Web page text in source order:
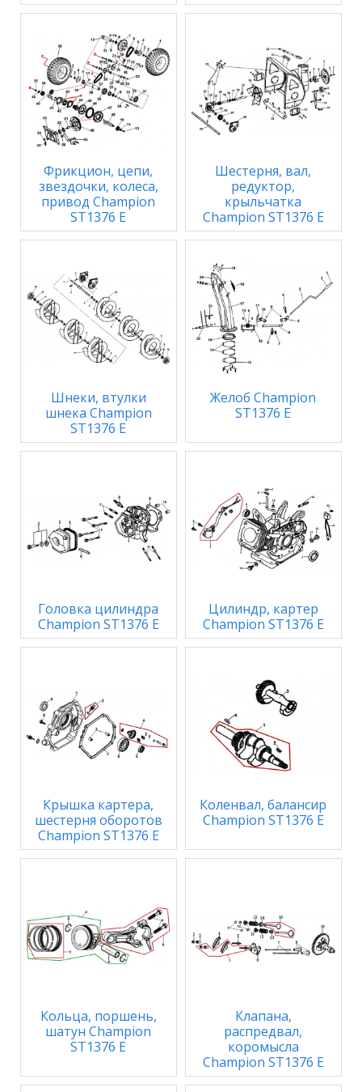
Фрикцион, цепи,
звездочки, колеса,
привод Champion
ST1376 E
Шестерня, вал,
редуктор,
крыльчатка
Champion ST1376 E
Шнеки, втулки
шнека Champion
ST1376 E
Желоб Champion
ST1376 E
Головка цилиндра
Champion ST1376 E
Цилиндр, картер
Champion ST1376 E
Крышка картера,
шестерня оборотов
Champion ST1376 E
Коленвал, балансир
Champion ST1376 E
Кольца, поршень,
шатун Champion
ST1376 E
Клапана,
распредвал,
коромысла
Champion ST1376 E